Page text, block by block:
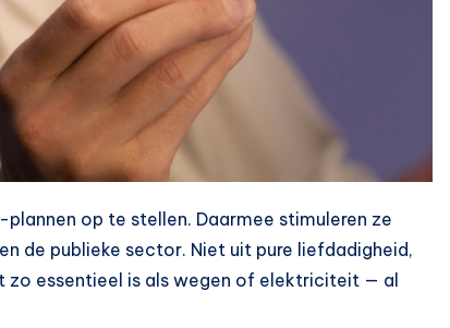
op te stellen. Daarmee stimuleren ze
de publieke sector. Niet uit pure liefdadigheid,
essentieel is als wegen of elektriciteit — al